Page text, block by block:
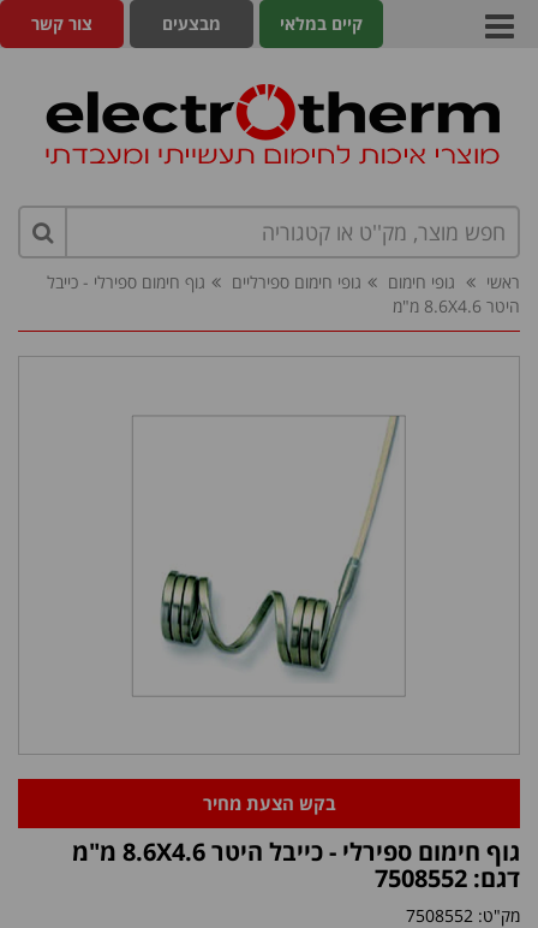
צור קשר מבצעים קיים במלאי
ראשי גופי חימום גופי חימום ספירליים
גוף חימום ספירלי - כייבל
היטר 8.6X4.6 מ"מ
בקש הצעת מחיר
גוף חימום ספירלי - כייבל היטר 8.6X4.6 מ"מ
דגם: 7508552
מק"ט: 7508552